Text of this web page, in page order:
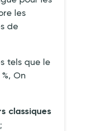
les
de
tels que le
%, On
classiques
;